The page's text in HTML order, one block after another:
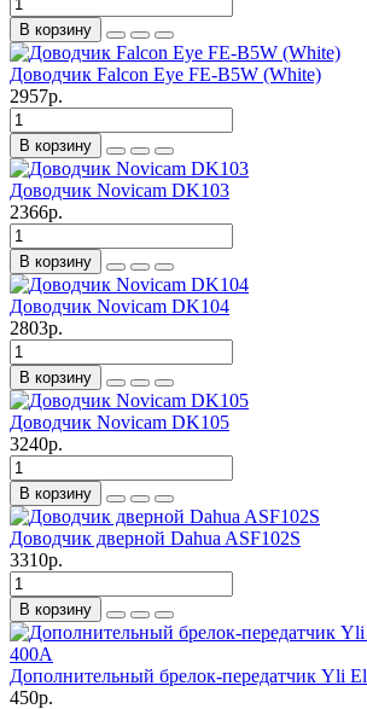
В корзину
Доводчик Falcon Eye FE-B5W (White)
2957р.
В корзину
Доводчик Novicam DK103
2366р.
В корзину
Доводчик Novicam DK104
2803р.
В корзину
Доводчик Novicam DK105
3240р.
В корзину
Доводчик дверной Dahua ASF102S
3310р.
В корзину
Дополнительный брелок-передатчик Yli
450р.